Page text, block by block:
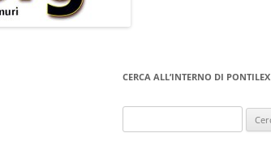
CERCA ALL’INTERNO DI PONTILEX
per: